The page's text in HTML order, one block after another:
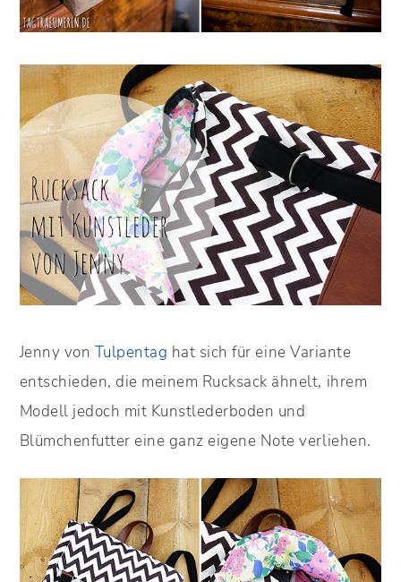
Jenny von Tulpentag hat sich für eine Variante
entschieden, die meinem Rucksack ähnelt, ihrem
Modell jedoch mit Kunstlederboden und
Blümchenfutter eine ganz eigene Note verliehen.